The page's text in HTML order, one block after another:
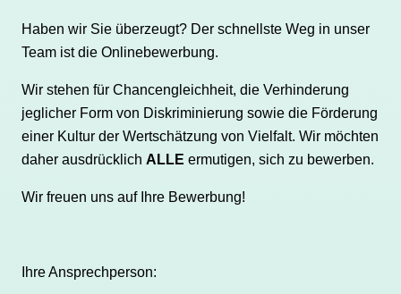
Haben wir Sie überzeugt? Der schnellste Weg in unser
Team ist die Onlinebewerbung.
Wir stehen für Chancengleichheit, die Verhinderung
jeglicher Form von Diskriminierung sowie die Förderung
einer Kultur der Wertschätzung von Vielfalt. Wir möchten
daher ausdrücklich ALLE ermutigen, sich zu bewerben.
Wir freuen uns auf Ihre Bewerbung!
Ihre Ansprechperson: